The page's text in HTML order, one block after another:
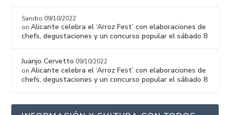
Sandro 09/10/2022
onAlicante celebra el ‘Arroz Fest’ con elaboraciones de
chefs, degustaciones y un concurso popular el sábado 8
Juanjo Cervetto 09/10/2022
onAlicante celebra el ‘Arroz Fest’ con elaboraciones de
chefs, degustaciones y un concurso popular el sábado 8